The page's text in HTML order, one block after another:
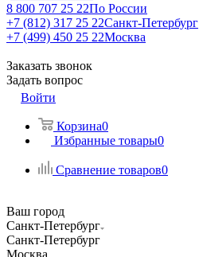
8 800 707 25 22По России
+7 (812) 317 25 22Санкт-Петербург
+7 (499) 450 25 22Москва
Заказать звонок
Задать вопрос
Войти
Корзина0
Избранные товары0
Сравнение товаров0
Ваш город
Санкт-Петербург
Санкт-Петербург
Москва